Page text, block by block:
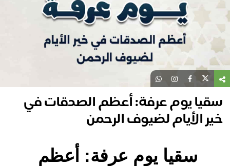
يوم عرفة: أعظم الصدقات في
الأيام لضيوف الرحمن
سقيا يوم عرفة: أعظم